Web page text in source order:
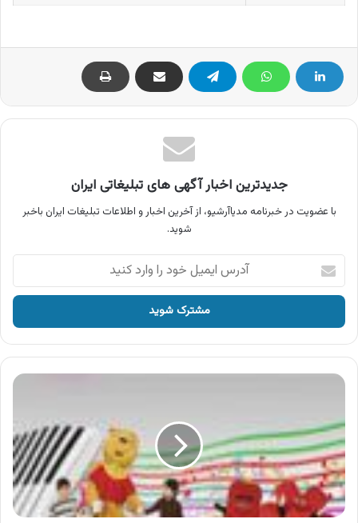
جدیدترین اخبار آگهی های تبلیغاتی ایران
با عضویت در خبرنامه مدیاآرشیو، از آخرین اخبار و اطلاعات تبلیغات ایران باخبر
شوید.
آدرس
ایمیل
خود
وارد
کنید
آگهی
،
هشت
ستاره
تلفن
سرگرمی